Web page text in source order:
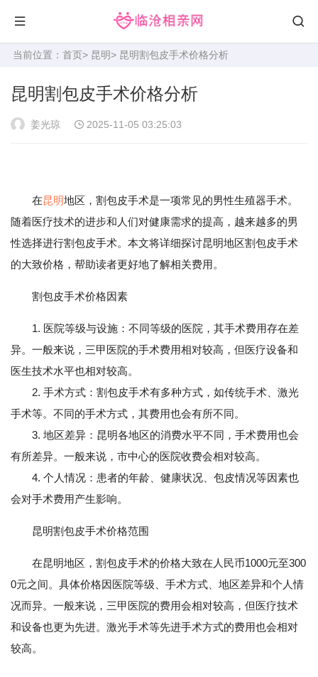
当前位置： 首页> 昆明> 昆明割包皮手术价格分析
昆明割包皮手术价格分析
姜光琼 2025-11-05 03:25:03
在昆明地区，割包皮手术是一项常见的男性生殖器手术。
随着医疗技术的进步和人们对健康需求的提高，越来越多的男
性选择进行割包皮手术。本文将详细探讨昆明地区割包皮手术
的大致价格，帮助读者更好地了解相关费用。
割包皮手术价格因素
1. 医院等级与设施：不同等级的医院，其手术费用存在差
异。一般来说，三甲医院的手术费用相对较高，但医疗设备和
医生技术水平也相对较高。
2. 手术方式：割包皮手术有多种方式，如传统手术、激光
手术等。不同的手术方式，其费用也会有所不同。
3. 地区差异：昆明各地区的消费水平不同，手术费用也会
有所差异。一般来说，市中心的医院收费会相对较高。
4. 个人情况：患者的年龄、健康状况、包皮情况等因素也
会对手术费用产生影响。
昆明割包皮手术价格范围
在昆明地区，割包皮手术的价格大致在人民币1000元至300
0元之间。具体价格因医院等级、手术方式、地区差异和个人情
况而异。一般来说，三甲医院的费用会相对较高，但医疗技术
和设备也更为先进。激光手术等先进手术方式的费用也会相对
较高。